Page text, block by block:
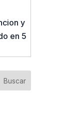
y
en 5
Buscar